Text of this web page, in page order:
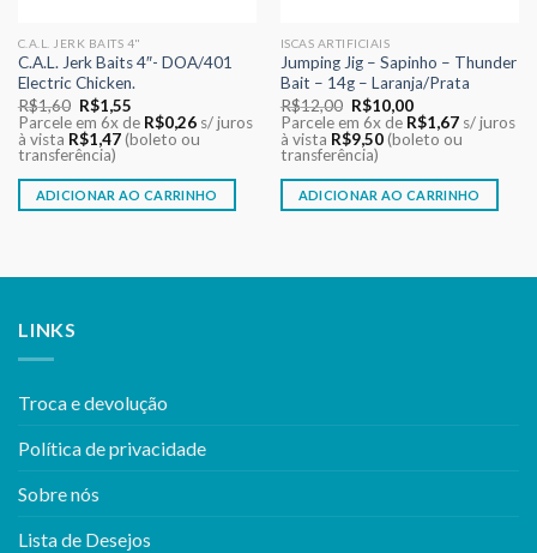
C.A.L. JERK BAITS 4"
C.A.L. Jerk Baits 4″- DOA/401
Electric Chicken.
R$1,60 O
preço
original
era:
R$1,60.
R$1,55O
preço
atual
é:
Parcele em 6x de R$0,26 s/ juros
à vista R$1,47 (boleto ou
transferência)
ADICIONAR AO CARRINHO
ISCAS ARTIFICIAIS
Jumping Jig – Sapinho – Thunder
Bait – 14g – Laranja/Prata
R$12,00 O
preço
original
era:
R$12,00.
R$10,00O
preço
atual
é:
Parcele em 6x de R$1,67 s/ juros
à vista R$9,50 (boleto ou
transferência)
ADICIONAR AO CARRINHO
LINKS
Troca e devolução
Política de privacidade
Sobre nós
Lista de Desejos